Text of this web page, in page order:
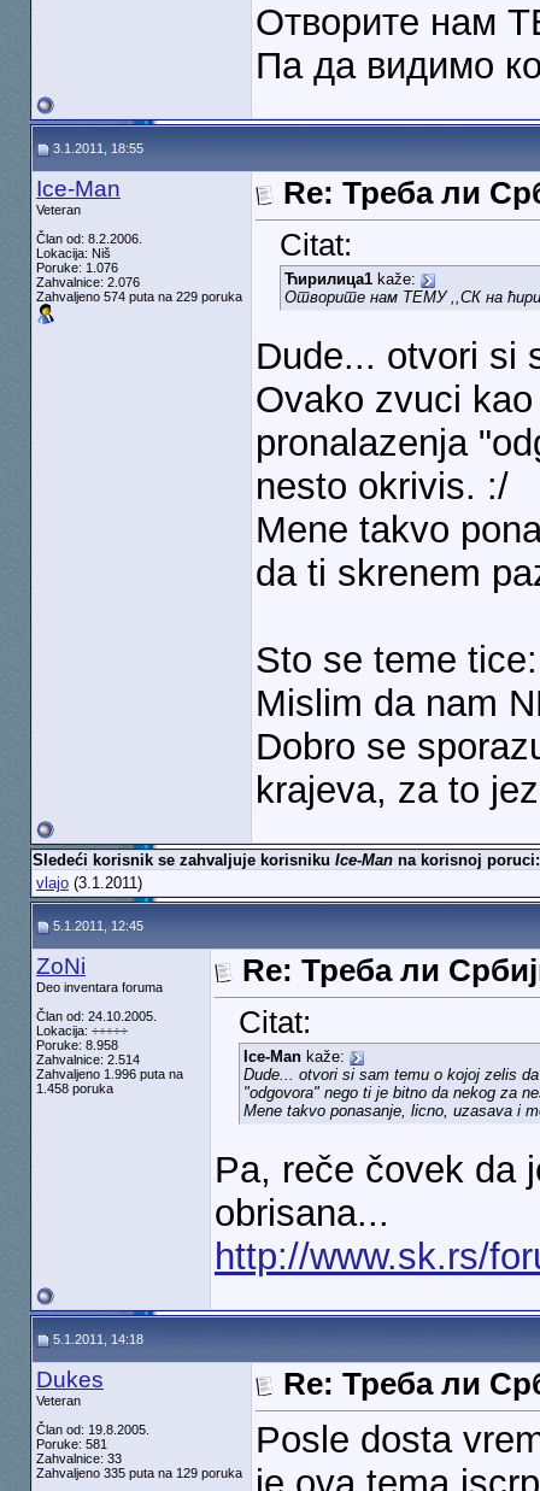
Отворите нам
Па да видимо
3.1.2011, 18:55
Ice-Man
Veteran
Član od: 8.2.2006.
Lokacija: Niš
Poruke: 1.076
Zahvalnice: 2.076
Zahvaljeno 574 puta na 229 poruka
Re: Треба ли
Citat:
Ћирилица1kaže:
Отворите нам ТЕМУ ,,СК на
Dude... otvori si
Ovako zvuci
pronalazenja
nesto okrivis. :/
Mene takvo
da ti skrenem
Sto se teme tice:
Mislim da nam
Dobro se
krajeva, za to
Sledeći korisnik se zahvaljuje korisniku Ice-Manna korisnoj poruci:
vlajo(3.1.2011)
5.1.2011, 12:45
ZoNi
Deo inventara foruma
Član od: 24.10.2005.
Lokacija: ÷÷÷÷÷
Poruke: 8.958
Zahvalnice: 2.514
Zahvaljeno 1.996 puta na
1.458 poruka
Re: Треба ли
Citat:
Ice-Mankaže:
Dude... otvori si sam temu o kojoj zelis
"odgovora" nego ti je bitno da nekog za
Mene takvo ponasanje, licno, uzasava i
Pa, reče čovek da
obrisana...
http://www.sk.rs/
5.1.2011, 14:18
Dukes
Veteran
Član od: 19.8.2005.
Poruke: 581
Zahvalnice: 33
Zahvaljeno 335 puta na 129 poruka
Re: Треба ли
Posle dosta